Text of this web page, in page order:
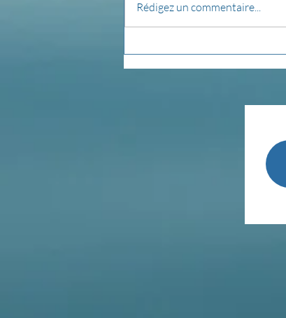
pensée du jour...
Rédigez un commentaire...